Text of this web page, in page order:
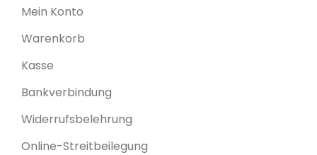
Mein Konto
Warenkorb
Kasse
Bankverbindung
Widerrufsbelehrung
Online-Streitbeilegung